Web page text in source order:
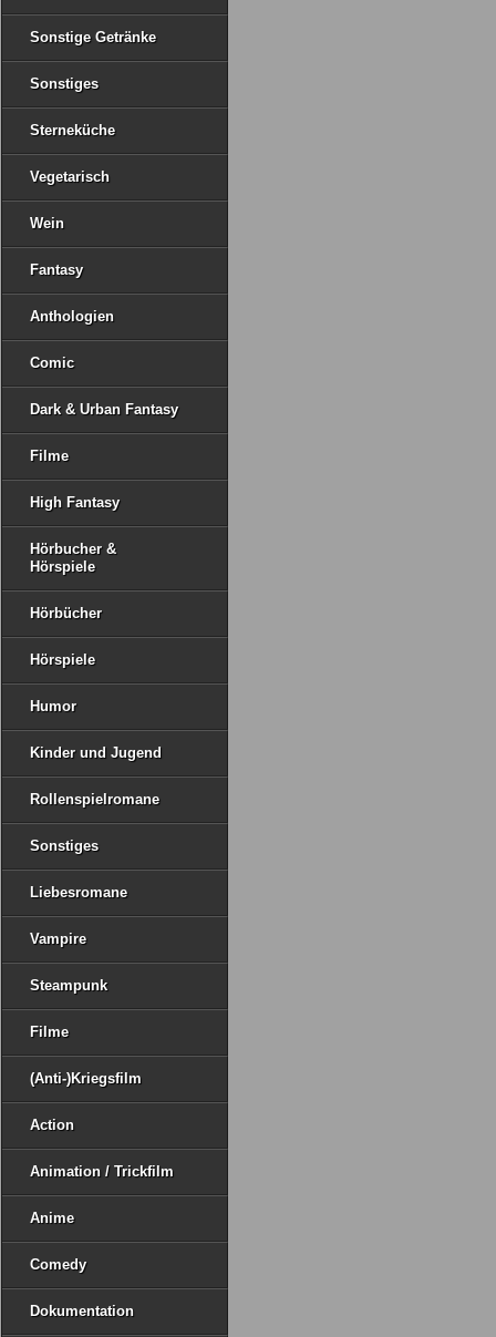
Sonstige Getränke
Sonstiges
Sterneküche
Vegetarisch
Wein
Fantasy
Anthologien
Comic
Dark & Urban Fantasy
Filme
High Fantasy
Hörbucher &
Hörspiele
Hörbücher
Hörspiele
Humor
Kinder und Jugend
Rollenspielromane
Sonstiges
Liebesromane
Vampire
Steampunk
Filme
(Anti-)Kriegsfilm
Action
Animation / Trickfilm
Anime
Comedy
Dokumentation